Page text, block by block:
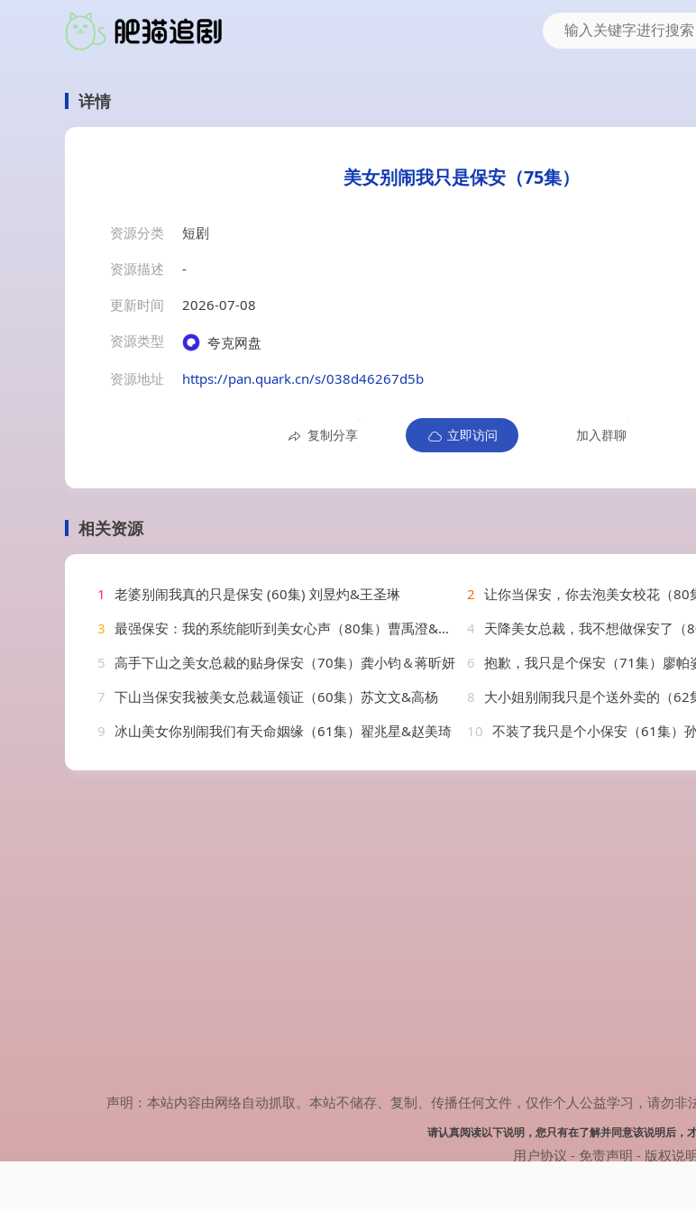
详情
美女别闹我只是保安（75集）
资源分类
短剧
资源描述
-
更新时间
2026-07-08
资源类型
夸克网盘
资源地址
https://pan.quark.cn/s/038d46267d5b
复制分享 立即访问 加入群聊
相关资源
1 老婆别闹我真的只是保安 (60集) 刘昱灼&王圣琳 2 让你当保安，你去泡美女校花（80
3 最强保安：我的系统能听到美女心声（80集）曹禹澄&天天 4 天降美女总裁，我不想做保安了（
5 高手下山之美女总裁的贴身保安（70集）龚小钧＆蒋昕妍 6 抱歉，我只是个保安（71集）廖帕
7 下山当保安我被美女总裁逼领证（60集）苏文文&高杨 8 大小姐别闹我只是个送外卖的（62
9 冰山美女你别闹我们有天命姻缘（61集）翟兆星&赵美琦 10 不装了我只是个小保安（61集）
声明：本站内容由网络自动抓取。本站不储存、复制、传播任何文件，仅作个人公益学习，请勿
请认真阅读以下说明，您只有在了解并同意该说明后，
用户协议 - 免责声明 - 版权说